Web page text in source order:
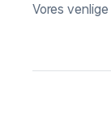
Vores venlige